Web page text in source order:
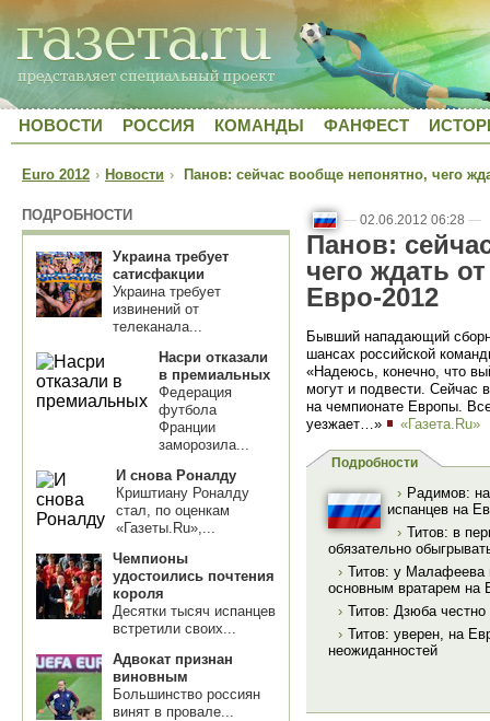
НОВОСТИ РОССИЯ КОМАНДЫ ФАНФЕСТ
Euro 2012 › Новости › Панов: сейчас вообще непонятно, чего
ПОДРОБНОСТИ
Украина требует
сатисфакции
Украина требует
извинений от
телеканала...
Насри отказали
в премиальных
Федерация
футбола
Франции
заморозила...
И снова Роналду
Криштиану Роналду
стал, по оценкам
«Газеты.Ru»,...
Чемпионы
удостоились почтения
короля
Десятки тысяч испанцев
встретили своих...
Адвокат признан
виновным
Большинство россиян
винят в провале...
— 02.06.2012 06:28 —
Панов:
чего ждать
Евро-2012
Бывший нападающий
шансах российской
«Надеюсь, конечно, что
могут и подвести. Сейчас
на чемпионате Европы.
уезжает…»
«Газета.Ru»
Подробности
› Радимов:
испанцев на
› Титов: в
обязательно
› Титов: у Малафеева
основным вратарем на
› Титов: Дзюба
› Титов: уверен, на
неожиданностей